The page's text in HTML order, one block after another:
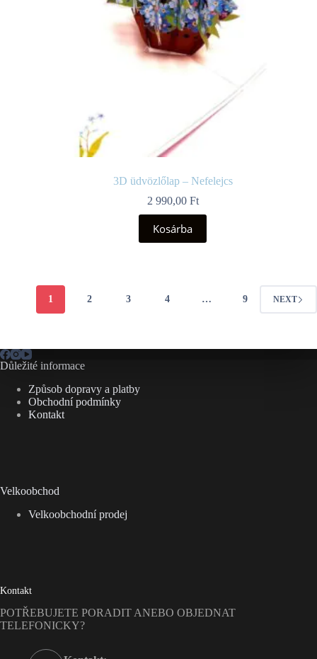
3D üdvözlőlap – Nefelejcs
2 990,00 Ft
Kosárba
1 2 3 4 … 9 NEXT
Důležité informace
Způsob dopravy a platby
Obchodní podmínky
Kontakt
Velkoobchod
Velkoobchodní prodej
Kontakt
POTŘEBUJETE PORADIT ANEBO OBJEDNAT
TELEFONICKY?